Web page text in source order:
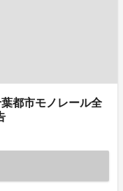
都市モノレール全